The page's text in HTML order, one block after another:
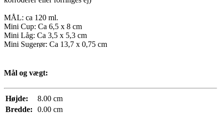
MÅL: ca 120 ml.
Mini Cup: Ca 6,5 x 8 cm
Mini Låg: Ca 3,5 x 5,3 cm
Mini Sugerør: Ca 13,7 x 0,75 cm
Mål og vægt:
Højde:
8.00 cm
Bredde:
0.00 cm